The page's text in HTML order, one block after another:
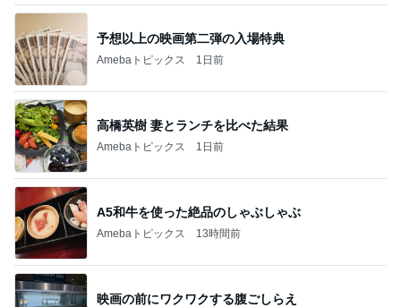
予想以上の映画第二弾の入場特典
Amebaトピックス 1日前
高橋英樹 妻とランチを比べた結果
Amebaトピックス 1日前
A5和牛を使った絶品のしゃぶしゃぶ
Amebaトピックス 13時間前
映画の前にワクワクする腹ごしらえ